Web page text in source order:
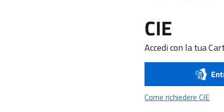
CIE
Accedi con la tua
Come richiedere CIE